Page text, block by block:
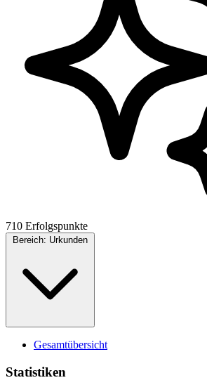
710 Erfolgspunkte
Bereich: Urkunden
Gesamtübersicht
Statistiken